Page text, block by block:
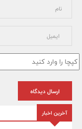
ارسال دیدگاه
آخرین اخبار